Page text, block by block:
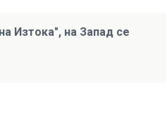
Изтока", на Запад се